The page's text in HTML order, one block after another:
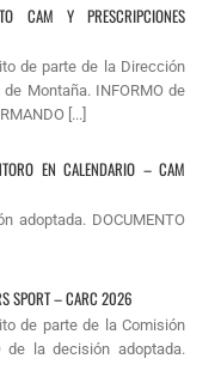
CAM Y PRESCRIPCIONES
de parte de la Dirección
Montaña. INFORMO de
[...]
EN CALENDARIO – CAM
adoptada. DOCUMENTO
SPORT – CARC 2026
de parte de la Comisión
de la decisión adoptada.